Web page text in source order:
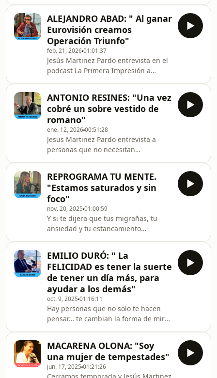
que ha visto, lo que ha aprendido y lo
que queda cuando se apagan las
cámaras.En esta con
Pardo entrevista a Shaila Durcal. Hoy
nos sentamos con ella para una
charla que tiene de todo: desde
momentos de lagrimita hasta
anécdotas que parecen de película.
Olvídate de la Shaila &quot;hija
de...&quot;, hoy conocemos a la Shaila
que se define como &quot;adua
ALEJANDRO ABAD: " Al ganar
Eurovisión creamos
Operación Triunfo"
feb. 21, 202601:01:37
Jesús Martinez Pardo entrevista en el
podcast La Primera Impresión a
creador de himnos que forman parte
de la memoria emocional de varias
generaciones en España.Nació en
Chile, pero su música es banda
sonora de este país. Y no exagero si
digo que todos hemos cantado —o
incluso dedicado— alguna de sus
canciones.Desde aquel inolvidabl
ANTONIO RESINES: "Una vez
cobré un sobre vestido de
romano"
ene. 12, 202600:51:28
Jesus Martinez Pardo entrevista a
personas que no necesitan
solo por los personajes que han
interpretado como #actor sino
porque, de algún modo, han estado
ahí mientras nosotros crecíamos,
cambiábamos y aprendíamos a mirar
el mundo.En esta conversación me
siento frente Antonio Resines sin
prisa y sin artificios. No para hablar ú
REPROGRAMA TU MENTE.
"Estamos saturados y sin
foco"
nov. 20, 2025 01:00:59
Y si te dijera que tus migrañas, tu
ansiedad y tu estancamiento
inconsciente de tu cerebro?En este
episodio Jesús Martinez Pardo,
entrevista a Sara Romero, creadora
del método Soma, para destapar una
realidad incómoda que afecta a la
sociedad actual: estamos saturados,
sin foco y biológicamente asustados.
Sara explica por qué la historia
evolutiva de la mujer —donde se
EMILIO DURÓ: " La
FELICIDAD es tener la suerte
de tener un día más, para
ayudar a los demás"
oct. 9, 2025 01:16:11
Hay personas que no solo te hacen
pensar… te cambian la forma de mirar
de miles, lleva más de 30 años
recordándonos algo que el mundo
parece olvidar: que la actitud lo
MACARENA OLONA: "Soy
una mujer de tempestades"
jun. 17, 2025 01:21:26